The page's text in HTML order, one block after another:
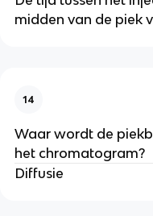
midden van de piek
14
Waar wordt de
het chromatogram?
Diffusie